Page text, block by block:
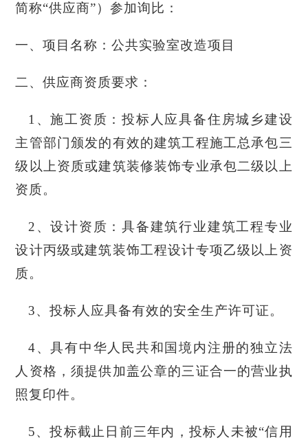
简称“供应商”）参加询比：
一、项目名称：公共实验室改造项目
二、供应商资质要求 ：
1、施工资质：投标人应具备住房城乡建设
主管部门颁发的有效的建筑工程施工总承包三
级以上资质或建筑装修装饰专业承包二级以上
资质。
2、设计资质：具备建筑行业建筑工程专业
设计丙级或建筑装饰工程设计专项乙级以上资
质。
3、投标人应具备有效的安全生产许可证。
4、具有中华人民共和国境内注册的独立法
人资格，须提供加盖公章的三证合一的营业执
照复印件。
5、投标截止日前三年内，投标人未被“信用